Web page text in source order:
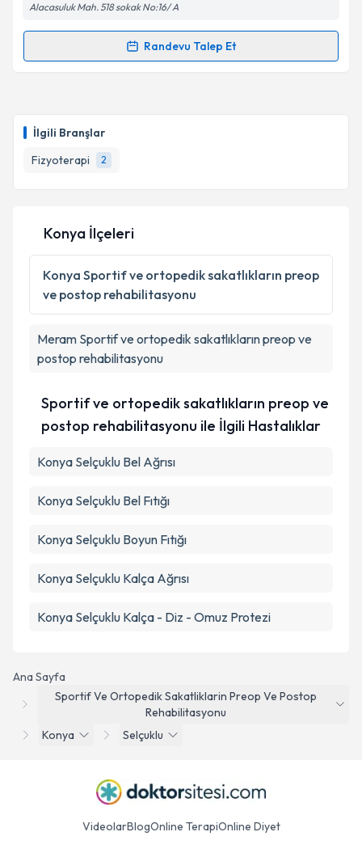
İlgili Branşlar
Fizyoterapi
2
Metni'ni okudum ve kişisel verilerimin belirtilen
kapsamda işlenmesini kabul ediyorum.
Alacasuluk Mah. 518 sokak No:16/ A
Randevu Talep Et
Randevu Takvimi Talebi
takvim hazırlandığında e-posta ile bilgilendireceğiz.
E-posta Adresiniz
Kişisel verilerimin işlenmesine ilişkinAydınlatma
Metni
'ni okudum ve kişisel verilerimin belirtilen
kapsamda işlenmesini kabul ediyorum.
Takvim Talebini Gönder
Ana Sayfa
Sportif Ve Ortopedik Sakatliklarin Preop Ve Postop
Rehabilitasyonu
Konya
Selçuklu
Konya İlçeleri
Konya Sportif ve ortopedik sakatlıkların preop
ve postop rehabilitasyonu
Meram Sportif ve ortopedik sakatlıkların preop ve
postop rehabilitasyonu
Sportif ve ortopedik sakatlıkların preop ve
postop rehabilitasyonu ile İlgili Hastalıklar
Konya Selçuklu Bel Ağrısı
Konya Selçuklu Bel Fıtığı
Konya Selçuklu Boyun Fıtığı
Konya Selçuklu Kalça Ağrısı
Konya Selçuklu Kalça - Diz - Omuz Protezi
VideolarBlogOnline TerapiOnline Diyet